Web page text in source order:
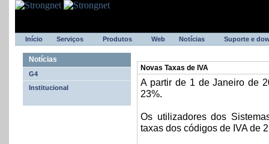
Início Serviços Produtos Web Notícias Suporte e
Novas Taxas de IVA
A partir de 1 de Janeiro de
23%.
Os utilizadores dos
taxas dos códigos de IVA de
Notícias
G4
Institucional